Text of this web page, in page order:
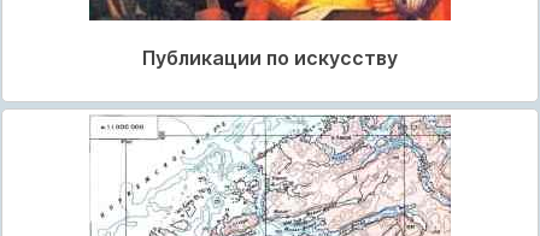
Публикации по искусству